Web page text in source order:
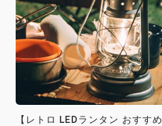
【レトロ LEDランタン おすすめ